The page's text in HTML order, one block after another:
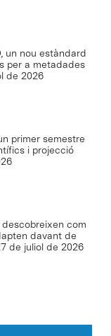
un nou estàndard
per a metadades
de 2026
primer semestre
i projecció
descobreixen com
davant de
de juliol de 2026